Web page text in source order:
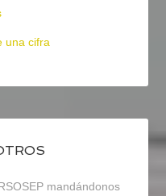
una cifra
mandándonos